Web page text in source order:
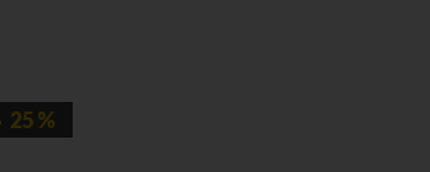
25 %